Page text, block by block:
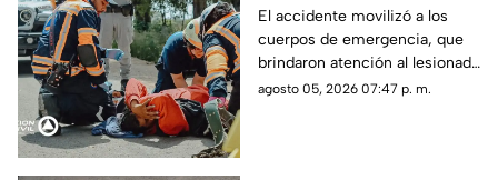
trabajaba en Guadalupe
La Venta
El accidente movilizó a los
cuerpos de emergencia, que
brindaron atención al lesionado
antes de trasladarlo a un
agosto 05, 2026 07:47 p. m.